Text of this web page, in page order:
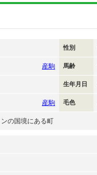
性別
産駒 馬齢
生年月日
産駒 毛色
の国境にある町